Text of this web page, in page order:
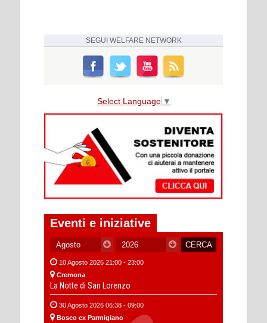
SEGUI WELFARE NETWORK
Select Language ▼
Eventi e iniziative
10 Agosto 2026 21:00 - 23:00
Cremona
La Notte di San Lorenzo
30 Agosto 2026 06:38 - 09:00
Bosco ex Parmigiano